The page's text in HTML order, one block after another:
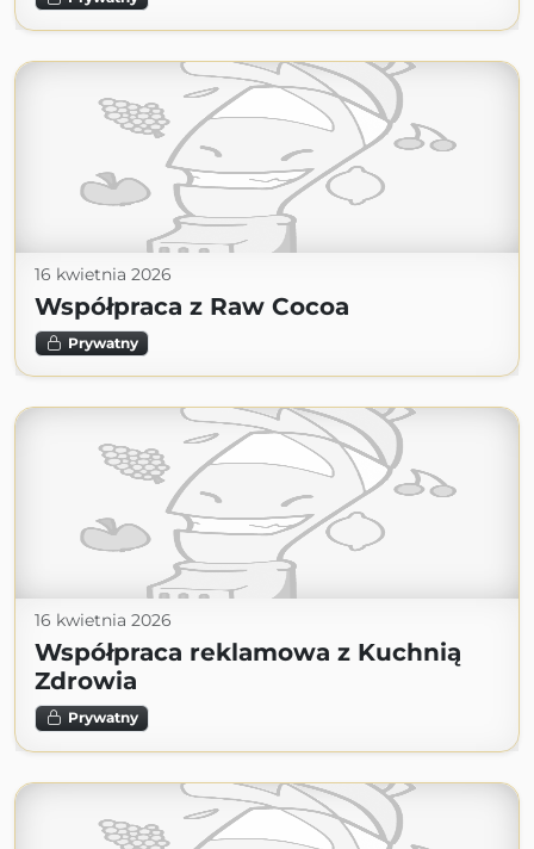
16 kwietnia 2026
Współpraca z Raw Cocoa
Prywatny
16 kwietnia 2026
Współpraca reklamowa z Kuchnią
Zdrowia
Prywatny